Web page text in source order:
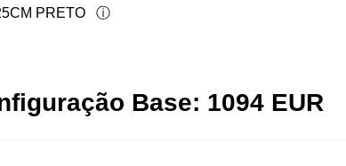
PRETO
Base: 1094 EUR